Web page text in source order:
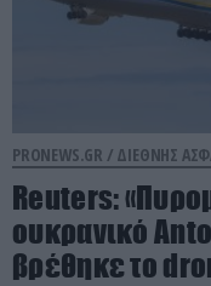
PRONEWS.GR / ΔΙΕΘΝΗΣ
Reuters:
ουκρανικό
βρέθηκε το